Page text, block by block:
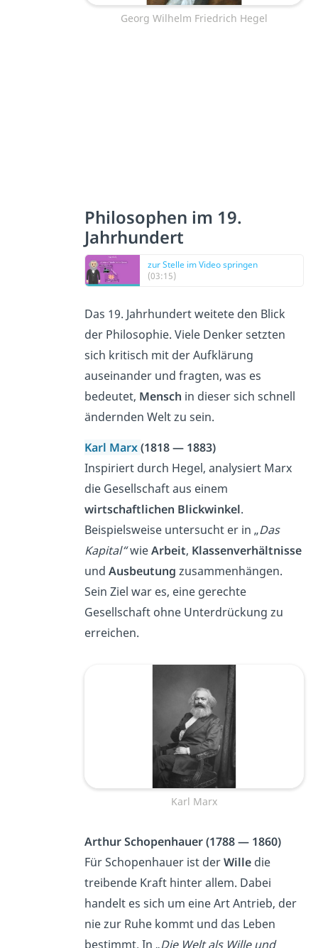
Georg Wilhelm Friedrich Hegel
Philosophen im 19.
Jahrhundert
zur Stelle im Video springen
(03:15)
Das 19. Jahrhundert weitete den Blick
der Philosophie. Viele Denker setzten
sich kritisch mit der Aufklärung
auseinander und fragten, was es
bedeutet, Mensch in dieser sich schnell
ändernden Welt zu sein.
Karl Marx(1818 — 1883)
Inspiriert durch Hegel, analysiert Marx
die Gesellschaft aus einem
wirtschaftlichen Blickwinkel.
Beispielsweise untersucht er in „Das
Kapital“wieArbeit, Klassenverhältnisse
und Ausbeutung zusammenhängen.
Sein Ziel war es, eine gerechte
Gesellschaft ohne Unterdrückung zu
erreichen.
Karl Marx
Arthur Schopenhauer (1788 — 1860)
Für Schopenhauer ist derWilledie
treibende Kraft hinter allem. Dabei
handelt es sich um eine Art Antrieb, der
nie zur Ruhe kommt und das Leben
bestimmt. In „Die Welt als Wille und